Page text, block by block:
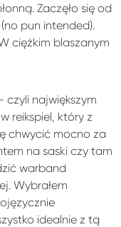
Zaczęło się od
pun intended).
ciężkim blaszanym
czyli największym
reikspiel, który z
chwycić mocno za
na saski czy tam
warband
Wybrałem
idealnie z tą